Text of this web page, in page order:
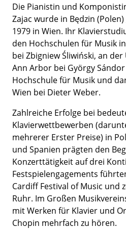
Die Pianistin und
Zajac wurde in Będzin
1979 in Wien. Ihr
den Hochschulen für Musik
bei Zbigniew Śliwiński, an
Ann Arbor bei György
Hochschule für Musik und
Wien bei Dieter Weber.
Zahlreiche Erfolge bei
Klavierwettbewerben
mehrerer Erster Preise) in
und Spanien prägten den
Konzerttätigkeit auf drei
Festspielengagements
Cardiff Festival of Music und
Ruhr. Im Großen
mit Werken für Klavier und
Chopin mehrfach zu hören.